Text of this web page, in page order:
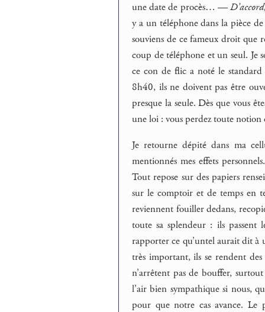
une date de procès… —
y a un téléphone dans la pièce
souviens de ce fameux droit que
coup de téléphone et un seul. Je
ce con de flic a noté le
8h40, ils ne doivent pas être
presque la seule. Dès que vous
une loi : vous perdez toute notion
Je retourne dépité dans ma
mentionnés mes effets
Tout repose sur des papiers
sur le comptoir et de temps en
reviennent fouiller dedans,
toute sa splendeur : ils passent
rapporter ce qu’untel aurait dit à
très important, ils se rendent
n’arrêtent pas de bouffer,
l’air bien sympathique si nous,
pour que notre cas avance. Le